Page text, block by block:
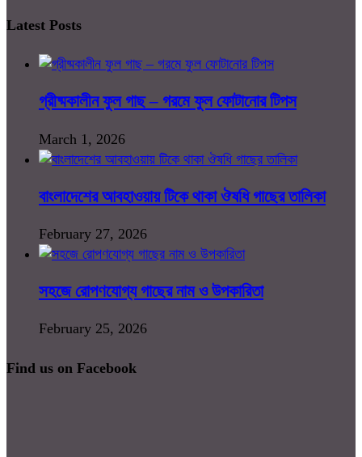
Latest Posts
গ্রীষ্মকালীন ফুল গাছ – গরমে ফুল ফোটানোর টিপস
March 1, 2026
বাংলাদেশের আবহাওয়ায় টিকে থাকা ঔষধি গাছের তালিকা
February 27, 2026
সহজে রোপণযোগ্য গাছের নাম ও উপকারিতা
February 25, 2026
Find us on Facebook